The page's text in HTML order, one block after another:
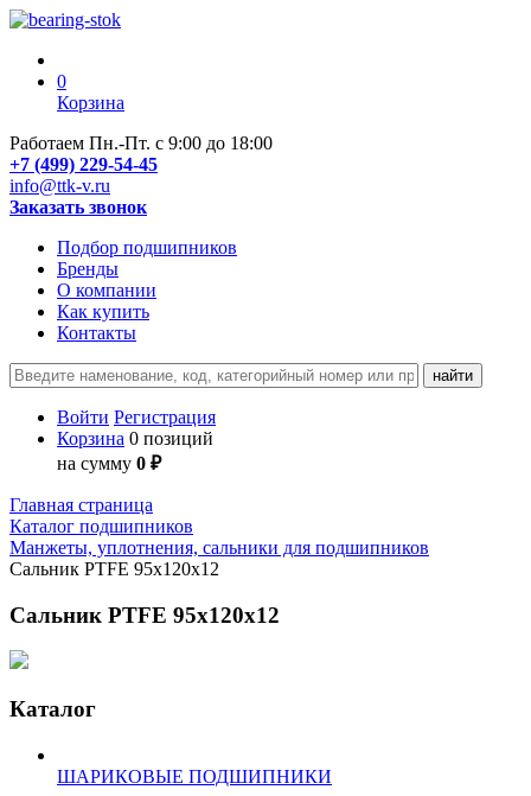
0
Корзина
Работаем Пн.-Пт. с 9:00 до 18:00
+7 (499) 229-54-45
info@ttk-v.ru
Заказать звонок
Подбор подшипников
Бренды
О компании
Как купить
Контакты
Войти Регистрация
Корзина 0 позиций
на сумму 0 ₽
Главная страница
Каталог подшипников
Манжеты, уплотнения, сальники для подшипников
Сальник PTFE 95x120x12
Сальник PTFE 95x120x12
Каталог
ШАРИКОВЫЕ ПОДШИПНИКИ